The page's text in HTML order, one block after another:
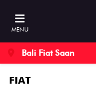
MENU
Bali Fiat Saan
FIAT